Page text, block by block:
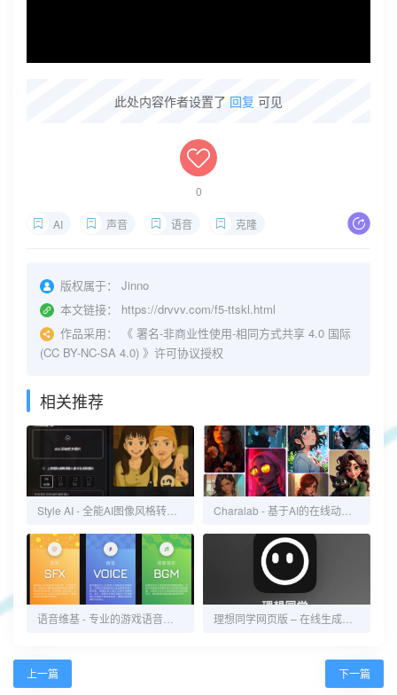
此处内容作者设置了 回复 可见
0
AI 声音 语音 克隆
版权属于：
Jinno
本文链接：
https://drvvv.com/f5-ttskl.html
作品采用：
《 署名-非商业性使用-相同方式共享 4.0 国际
(CC BY-NC-SA 4.0) 》许可协议授权
相关推荐
上一篇 下一篇